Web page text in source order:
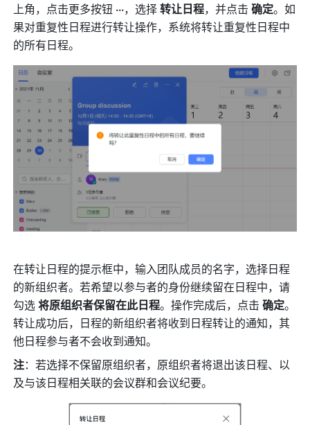
上角，点击更多按钮 ···，选择 转让日程，并点击 确定。如
果对重复性日程进行转让操作，系统将转让重复性日程中
的所有日程。
在转让日程的提示框中，输入团队成员的名字，选择日程
的新组织者。若希望以参与者的身份继续留在日程中，请
勾选 将原组织者保留在此日程。操作完成后，点击 确定。
转让成功后，日程的新组织者将收到日程转让的通知，其
他日程参与者不会收到通知。
注：若选择不保留原组织者，原组织者将退出该日程、以
及与该日程相关联的会议群和会议纪要。